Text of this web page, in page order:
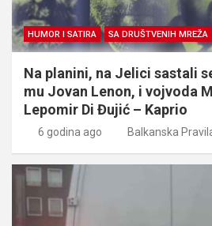
HUMOR I SATIRA SA DRUŠTVENIH MREŽA
Na planini, na Jelici sastali
mu Jovan Lenon, i vojvoda
Lepomir Di Đujić – Kaprio
6 godina ago Balkanska